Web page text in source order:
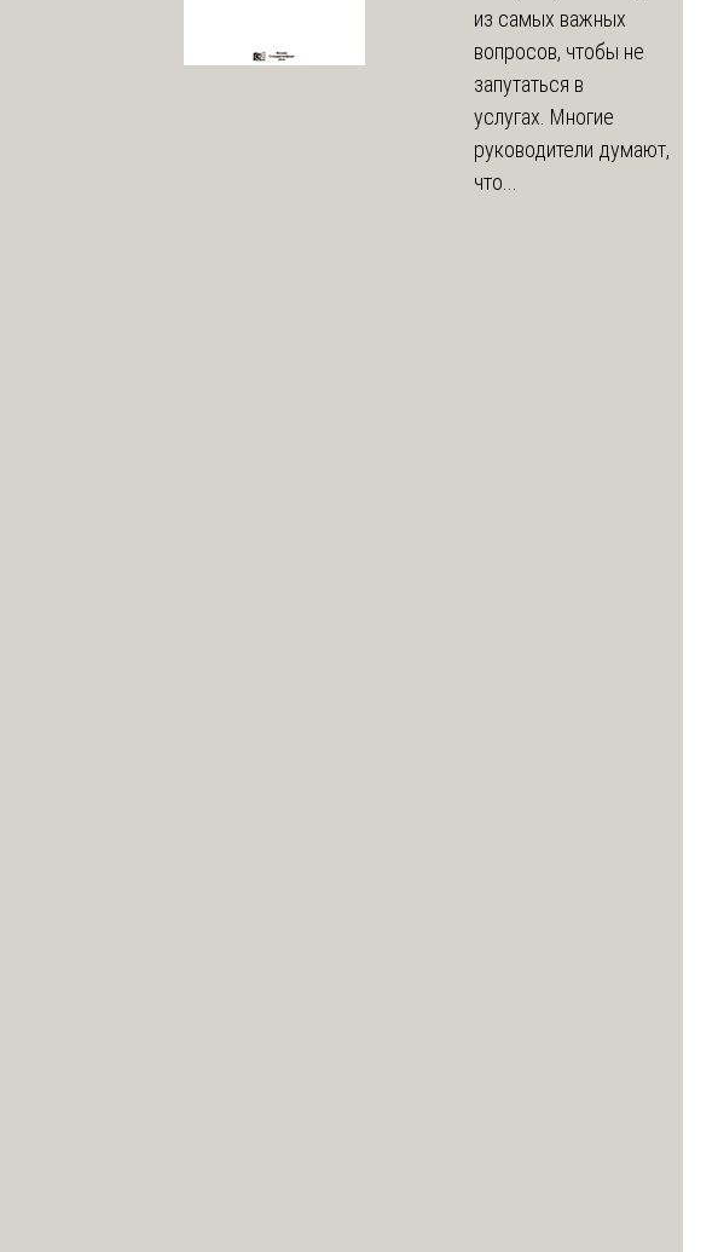
из самых важных
вопросов, чтобы не
запутаться в
услугах. Многие
руководители думают,
что...